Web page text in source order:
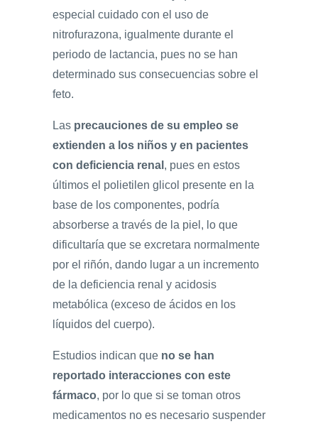
especial cuidado con el uso de
nitrofurazona, igualmente durante el
periodo de lactancia, pues no se han
determinado sus consecuencias sobre el
feto.
Las precauciones de su empleo se
extienden a los niños y en pacientes
con deficiencia renal , pues en estos
últimos el polietilen glicol presente en la
base de los componentes, podría
absorberse a través de la piel, lo que
dificultaría que se excretara normalmente
por el riñón, dando lugar a un incremento
de la deficiencia renal y acidosis
metabólica (exceso de ácidos en los
líquidos del cuerpo).
Estudios indican que no se han
reportado interacciones con este
fármaco, por lo que si se toman otros
medicamentos no es necesario suspender